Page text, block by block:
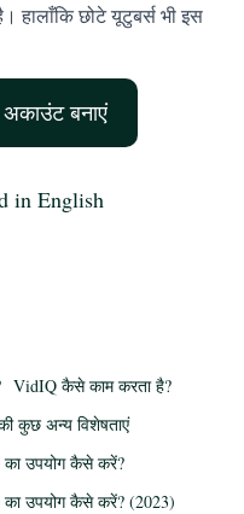
हालाँकि छोटे यूटुबर्स भी इस
बनाएं
in English
VidIQ कैसे काम करता है?
कुछ अन्य विशेषताएं
उपयोग कैसे करें?
उपयोग कैसे करें? (2023)